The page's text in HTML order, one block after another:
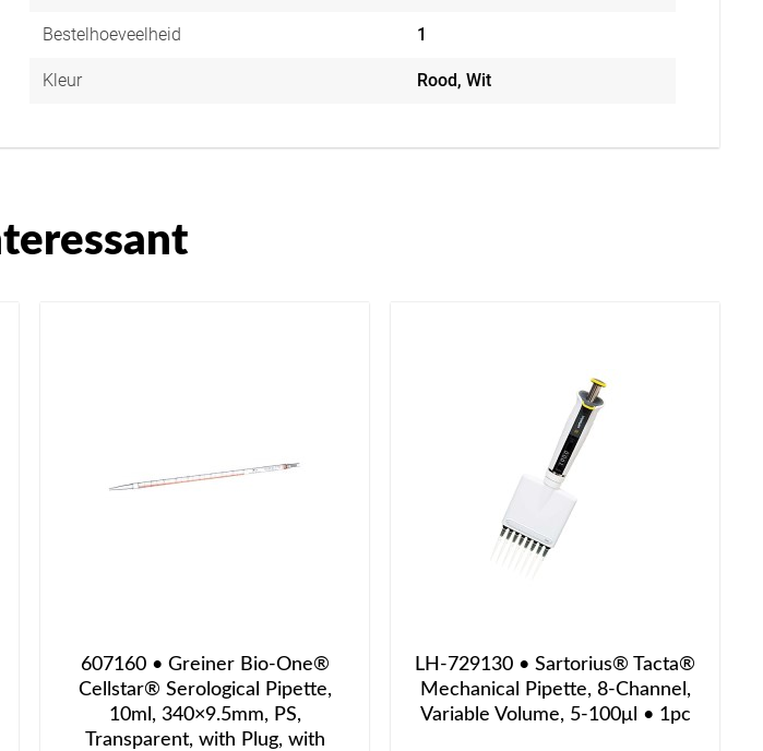
Bestelhoeveelheid 1
Kleur Rood, Wit
607160 • Greiner Bio-One®
Cellstar® Serological Pipette,
10ml, 340×9.5mm, PS,
Transparent, with Plug, with
LH-729130 • Sartorius® Tacta®
Mechanical Pipette, 8-Channel,
Variable Volume, 5-100μl • 1pc